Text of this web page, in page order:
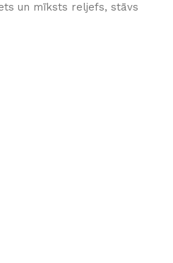
un mīksts reljefs, stāvs